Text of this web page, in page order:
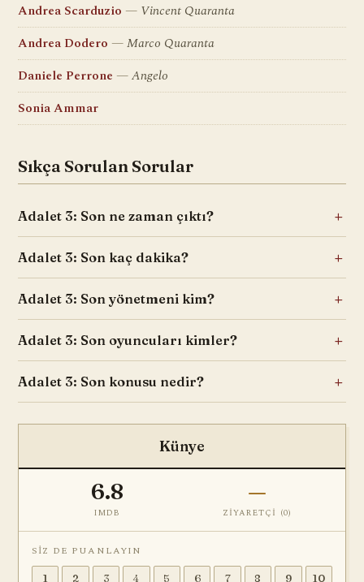
Andrea Scarduzio
Vincent Quaranta
Andrea Dodero
Marco Quaranta
Daniele Perrone
Angelo
Sonia Ammar
Sıkça Sorulan Sorular
Adalet 3: Son ne zaman çıktı?
Adalet 3: Son kaç dakika?
Adalet 3: Son yönetmeni kim?
Adalet 3: Son oyuncuları kimler?
Adalet 3: Son konusu nedir?
Künye
6.8
IMDB
—
ZIYARETÇI (0)
SIZ DE PUANLAYIN
1 2 3 4 5 6 7 8 9 10